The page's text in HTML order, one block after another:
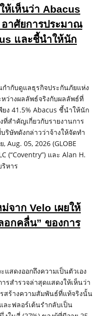
ห้เห็นว่า Abacus
าศัยการประมาณ
และชี้นำให้นัก
ำกับดูแลธุรกิจประกันภัยแห่ง
ว่างผลลัพธ์จริงกับผลลัพธ์ที่
ง 41.5% Abacus ชี้นำให้นัก
ที่สำคัญเกี่ยวกับรายงานการ
ริษัทดังกล่าวว่าจ้างให้จัดทำ
Aug. 05, 2026 (GLOBE
(“Coventry”) และ Alan H.
หาร
จาก Velo เผยให้
อกคลื่น” ของการ
สดงออกถึงความเป็นตัวเอง
รสำรวจล่าสุดแสดงให้เห็นว่า
สร้างความสัมพันธ์ที่แท้จริงนั้น
ะฟลอร์เต้นรำกลับเป็น